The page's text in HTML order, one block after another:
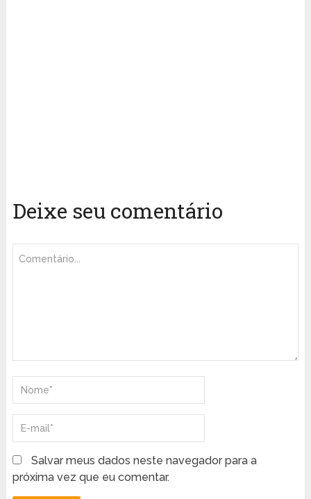
Deixe seu comentário
Salvar meus dados neste navegador para a
próxima vez que eu comentar.